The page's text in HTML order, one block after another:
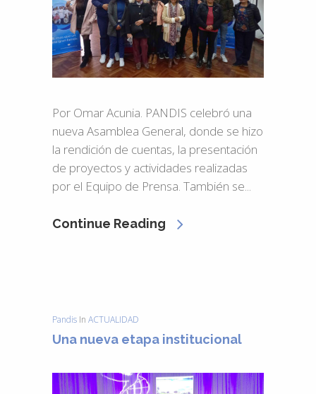
Por Omar Acunia. PANDIS celebró una
nueva Asamblea General, donde se hizo
la rendición de cuentas, la presentación
de proyectos y actividades realizadas
por el Equipo de Prensa. También se...
Continue Reading
Pandis In ACTUALIDAD
Una nueva etapa institucional